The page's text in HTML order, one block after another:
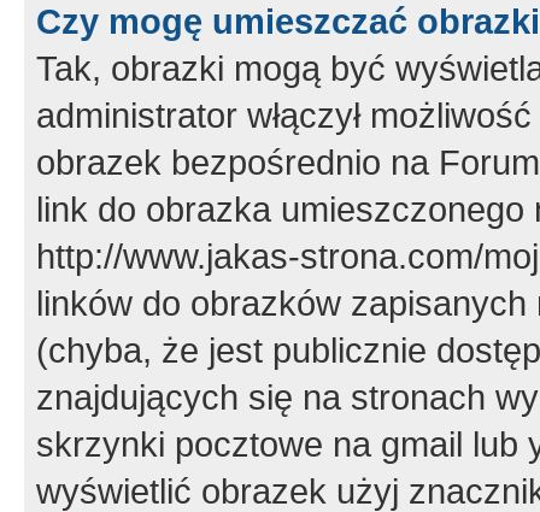
Czy mogę umieszczać
Tak, obrazki mogą być
administrator włączył
obrazek bezpośrednio na
link do obrazka
http://www.jakas-strona.com/
linków do obrazków
(chyba, że jest publicznie
znajdujących się na stronach
skrzynki pocztowe na gmail lub
wyświetlić obrazek użyj